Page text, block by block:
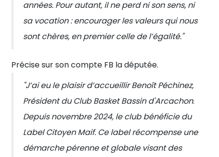
années. Pour autant, il ne perd ni son sens, ni
sa vocation : encourager les valeurs qui nous
sont chères, en premier celle de l’égalité."
Précise sur son compte FB la députée.
"J’ai eu le plaisir d’accueillir Benoît Péchinez,
Président du ClubBasket Bassin d'Arcachon.
Depuis novembre 2024, le club bénéficie du
Label Citoyen Maif. Ce label récompense une
démarche pérenne et globale visant des